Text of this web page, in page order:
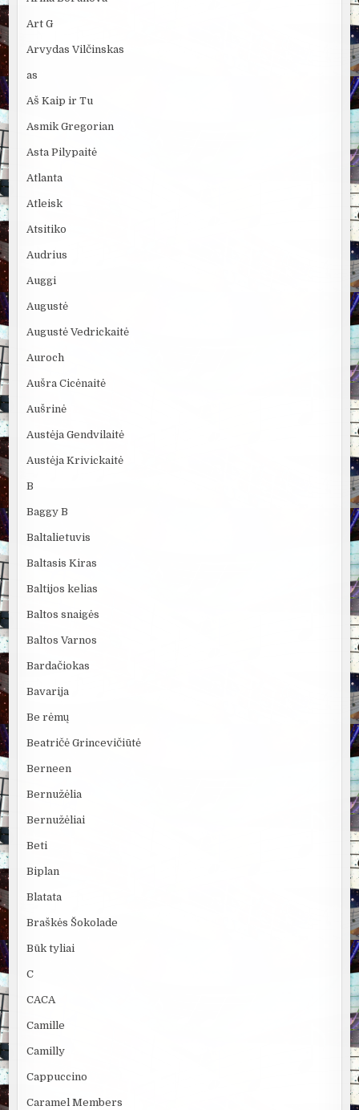
Art G
Arvydas Vilčinskas
as
Aš Kaip ir Tu
Asmik Gregorian
Asta Pilypaitė
Atlanta
Atleisk
Atsitiko
Audrius
Auggi
Augustė
Augustė Vedrickaitė
Auroch
Aušra Cicėnaitė
Aušrinė
Austėja Gendvilaitė
Austėja Krivickaitė
B
Baggy B
Baltalietuvis
Baltasis Kiras
Baltijos kelias
Baltos snaigės
Baltos Varnos
Bardačiokas
Bavarija
Be rėmų
Beatričė Grincevičiūtė
Berneen
Bernužėlia
Bernužėliai
Beti
Biplan
Blatata
Braškės Šokolade
Būk tyliai
C
CACA
Camille
Camilly
Cappuccino
Caramel Members